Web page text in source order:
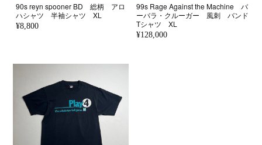
90s reyn spooner BD 総柄 アロ
ハシャツ 半袖シャツ XL
¥8,800
99s Rage Against the Machine バ
ーバラ・クルーガー 風刺 バンド
Tシャツ XL
¥128,000